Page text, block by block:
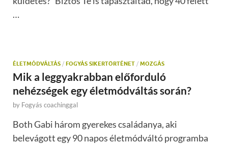
…
ÉLETMÓDVÁLTÁS / FOGYÁS SIKERTÖRTÉNET / MOZGÁS
Mik a leggyakrabban előforduló
nehézségek egy életmódváltás során?
by Fogyás coachinggal
Both Gabi három gyerekes családanya, aki
belevágott egy 90 napos életmódváltó programba